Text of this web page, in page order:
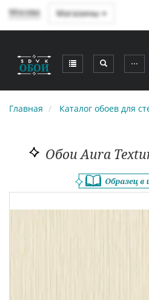
Москва Магазины
⋯
Главная Каталог обоев для
Обои Aura